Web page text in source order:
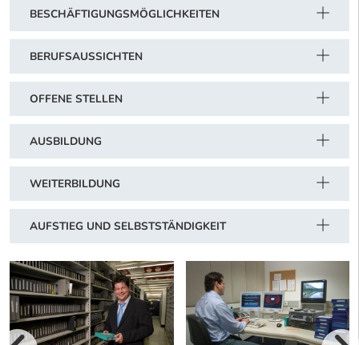
BESCHÄFTIGUNGSMÖGLICHKEITEN
BERUFSAUSSICHTEN
OFFENE STELLEN
AUSBILDUNG
WEITERBILDUNG
AUFSTIEG UND SELBSTSTÄNDIGKEIT